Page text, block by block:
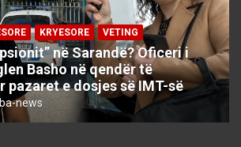
KRYESORE VETING
në Sarandë? Oficeri i
Basho në qendër të
pazaret e dosjes së IMT-së
news